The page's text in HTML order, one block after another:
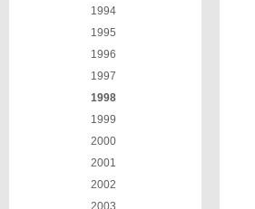
1994
1995
1996
1997
1998
1999
2000
2001
2002
2003